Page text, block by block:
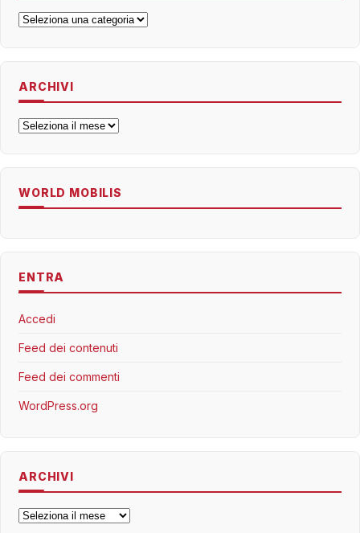
Categorie
ARCHIVI
Archivi
WORLD MOBILIS
ENTRA
Accedi
Feed dei contenuti
Feed dei commenti
WordPress.org
ARCHIVI
Archivi